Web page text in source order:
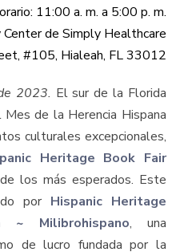
11:00 a. m. a 5:00 p. m.
Center de Simply Healthcare
#105, Hialeah, FL 33012
2023. El sur de la Florida
de la Herencia Hispana
culturales excepcionales,
Heritage Book Fair
los más esperados. Este
por Hispanic Heritage
~ Milibrohispano, una
de lucro fundada por la